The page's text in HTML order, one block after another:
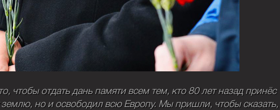
отдать дань памяти всем тем, кто 80 лет назад принёс
но и освободил всю Европу. Мы пришли, чтобы сказать,